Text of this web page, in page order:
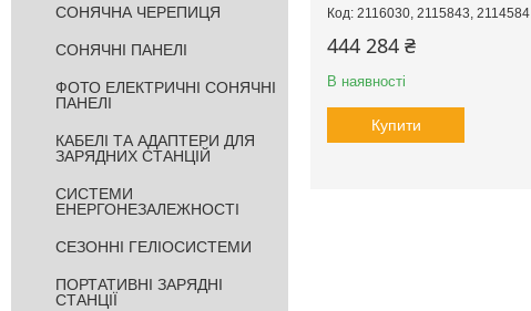
2116030, 2115843, 2114584
444 284 ₴
В наявності
Купити
СОНЯЧНА ЧЕРЕПИЦЯ
СОНЯЧНІ ПАНЕЛІ
ФОТО ЕЛЕКТРИЧНІ СОНЯЧНІ
ПАНЕЛІ
КАБЕЛІ ТА АДАПТЕРИ ДЛЯ
ЗАРЯДНИХ СТАНЦІЙ
СИСТЕМИ
ЕНЕРГОНЕЗАЛЕЖНОСТІ
СЕЗОННІ ГЕЛІОСИСТЕМИ
ПОРТАТИВНІ ЗАРЯДНІ
СТАНЦІЇ